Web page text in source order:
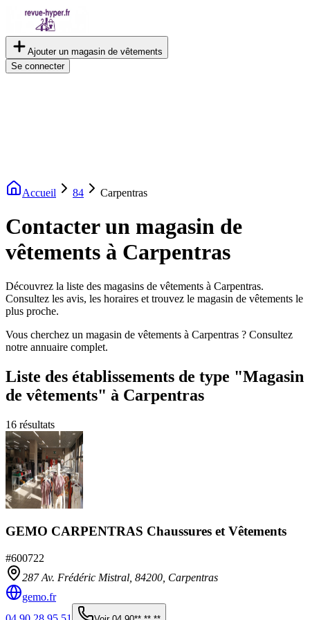
Ajouter un magasin de vêtements
Se connecter
Accueil 84 Carpentras
Contacter un magasin de
vêtements à Carpentras
Découvrez la liste des magasins de vêtements à Carpentras.
Consultez les avis, les horaires et trouvez le magasin de vêtements le
plus proche.
Vous cherchez un magasin de vêtements à Carpentras ? Consultez
notre annuaire complet.
Liste des établissements de type "Magasin
de vêtements" à Carpentras
16 résultats
GEMO CARPENTRAS Chaussures et Vêtements
#600722
287 Av. Frédéric Mistral, 84200 Carpentras
gemo.fr